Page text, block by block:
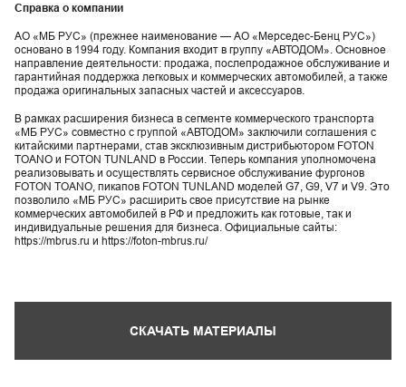
Справка о компании
АО «МБ РУС» (прежнее наименование — AO «Мерседес-Бенц PУC»)
основано в 1994 году. Компания входит в группу «АВТОДОМ». Основное
направление деятельности: продажа, послепродажное обслуживание и
гарантийная поддержка легковых и коммерческих автомобилей, а также
продажа оригинальных запасных частей и аксессуаров.
В рамках расширения бизнеса в сегменте коммерческого транспорта
«МБ РУС» совместно с группой «АВТОДОМ» заключили соглашения с
китайскими партнерами, став эксклюзивным дистрибьютором FOTON
TOANO и FOTON TUNLAND в России. Теперь компания уполномочена
реализовывать и осуществлять сервисное обслуживание фургонов
FOTON TOANO, пикапов FOTON TUNLAND моделей G7, G9, V7 и V9. Это
позволило «МБ РУС» расширить свое присутствие на рынке
коммерческих автомобилей в РФ и предложить как готовые, так и
индивидуальные решения для бизнеса. Официальные сайты:
https://mbrus.ru и https://foton-mbrus.ru/
СКАЧАТЬ МАТЕРИАЛЫ